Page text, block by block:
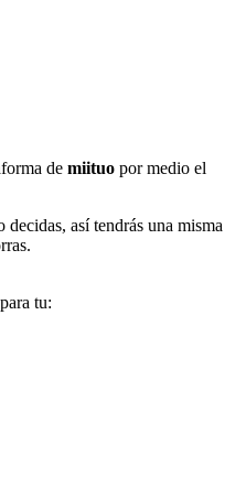
de miituo por medio el
así tendrás una misma
tu: